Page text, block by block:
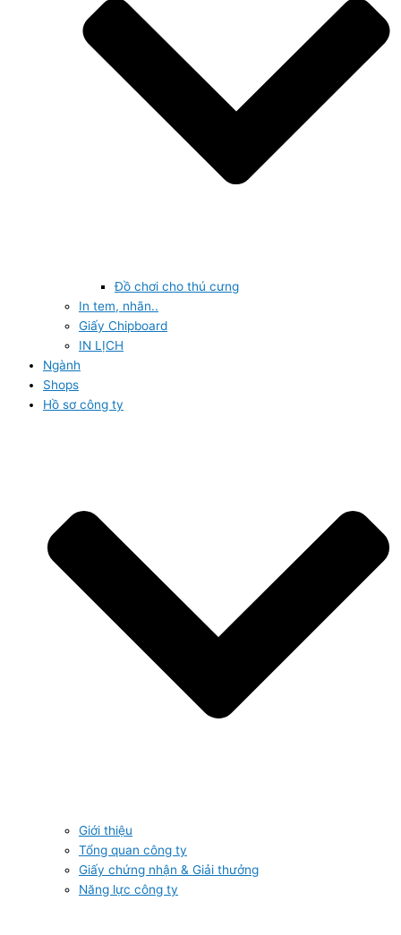
Đồ chơi cho thú cưng
In tem, nhãn..
Giấy Chipboard
IN LỊCH
Ngành
Shops
Hồ sơ công ty
Giới thiệu
Tổng quan công ty
Giấy chứng nhận & Giải thưởng
Năng lực công ty